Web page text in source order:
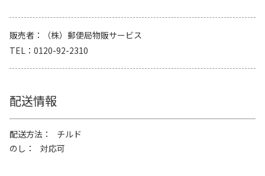
販売者
（株）郵便局物販サービス
TEL
0120-92-2310
配送情報
配送方法
チルド
のし
対応可